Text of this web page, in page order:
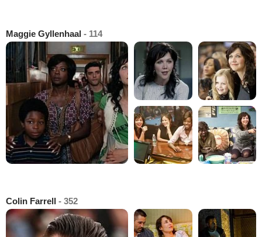
Maggie Gyllenhaal - 114
Colin Farrell - 352